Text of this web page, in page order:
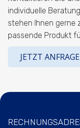
individuelle
stehen Ihnen gerne
passende Produkt
JETZT